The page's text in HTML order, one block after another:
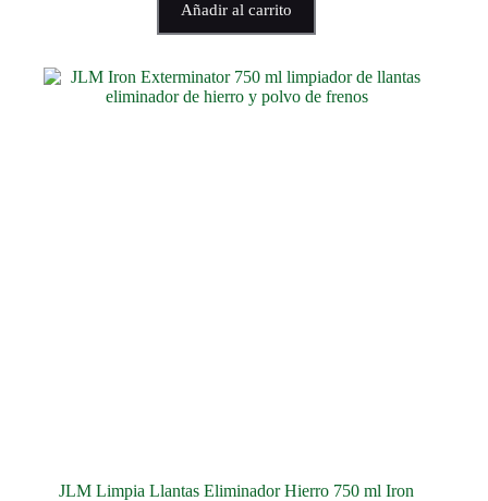
Añadir al carrito
JLM Limpia Llantas Eliminador Hierro 750 ml Iron